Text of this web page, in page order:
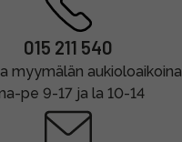
015 211 540
myymälän aukioloaikoina
pe 9-17 ja la 10-14